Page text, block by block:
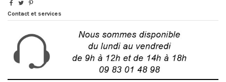
Contact et services